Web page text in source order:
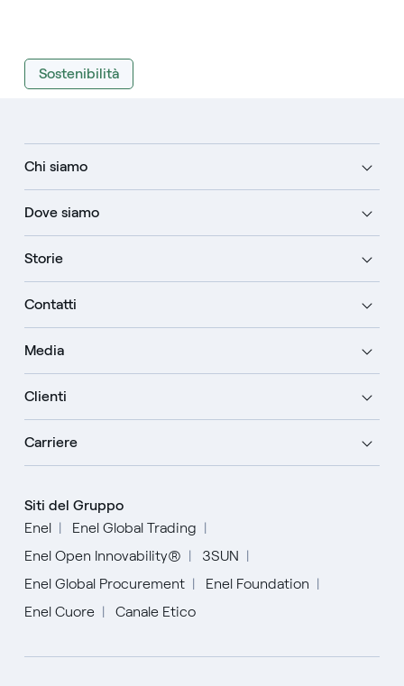
Sostenibilità
Chi siamo
Dove siamo
Storie
Contatti
Media
Clienti
Carriere
Siti del Gruppo
Enel
Enel Global Trading
Enel Open Innovability®
3SUN
Enel Global Procurement
Enel Foundation
Enel Cuore
Canale Etico